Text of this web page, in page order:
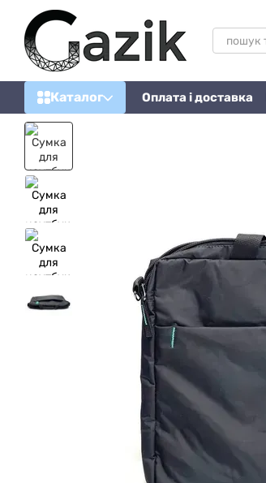
Перейти до основного контенту
Каталог Оплата і доставка